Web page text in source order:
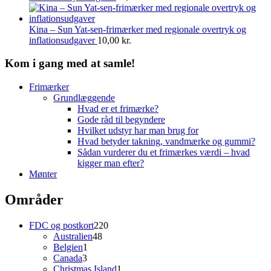
Kina – Sun Yat-sen-frimærker med regionale overtryk og
inflationsudgaver 10,00 kr.
Kom i gang med at samle!
Frimærker
Grundlæggende
Hvad er et frimærke?
Gode råd til begyndere
Hvilket udstyr har man brug for
Hvad betyder takning, vandmærke og gummi?
Sådan vurderer du et frimærkes værdi – hvad
kigger man efter?
Mønter
Områder
FDC og postkort220220
Australien4848
Belgien1
Canada33
varer
Christmas Island1